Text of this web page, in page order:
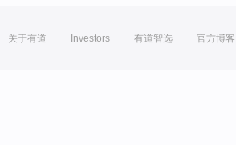
关于有道 Investors 有道智选 官方博客